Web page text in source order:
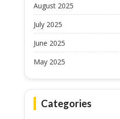
Dışişleri Bakanı Fidan,
Bernama TV’nin sorularını
July 11, 2025
August 2025
July 2025
June 2025
May 2025
Categories